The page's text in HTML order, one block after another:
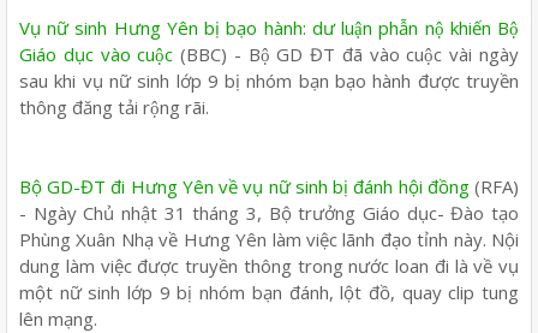
Vụ nữ sinh Hưng Yên bị bạo hành: dư luận phẫn nộ khiến Bộ
Giáo dục vào cuộc (BBC) - Bộ GD ĐT đã vào cuộc vài ngày
sau khi vụ nữ sinh lớp 9 bị nhóm bạn bạo hành được truyền
thông đăng tải rộng rãi.
Bộ GD-ĐT đi Hưng Yên về vụ nữ sinh bị đánh hội đồng(RFA)
- Ngày Chủ nhật 31 tháng 3, Bộ trưởng Giáo dục- Đào tạo
Phùng Xuân Nhạ về Hưng Yên làm việc lãnh đạo tỉnh này. Nội
dung làm việc được truyền thông trong nước loan đi là về vụ
một nữ sinh lớp 9 bị nhóm bạn đánh, lột đồ, quay clip tung
lên mạng.